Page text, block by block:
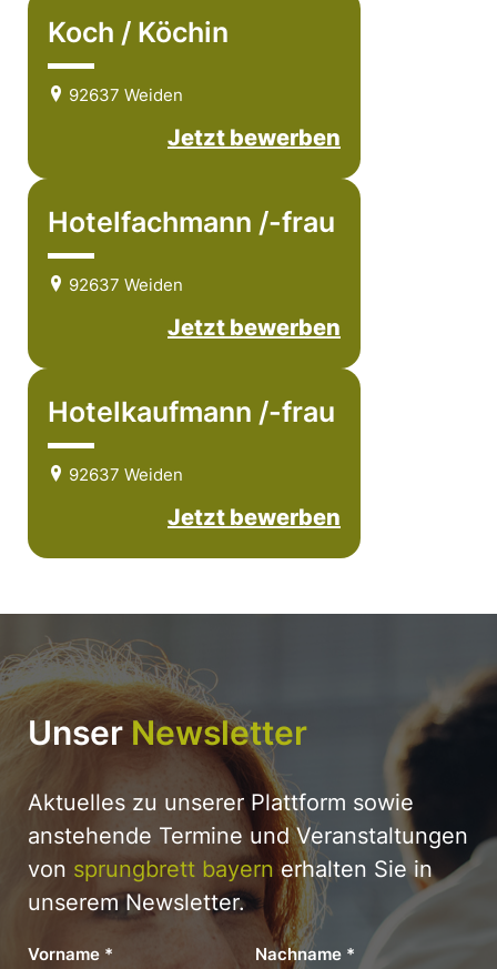
Koch / Köchin
92637 Weiden
Jetzt bewerben
Hotelfachmann /-frau
92637 Weiden
Jetzt bewerben
Hotelkaufmann /-frau
92637 Weiden
Jetzt bewerben
Unser Newsletter
Aktuelles zu unserer Plattform sowie
anstehende Termine und Veranstaltungen
von sprungbrett bayern erhalten Sie in
unserem Newsletter.
Vorname * Nachname *